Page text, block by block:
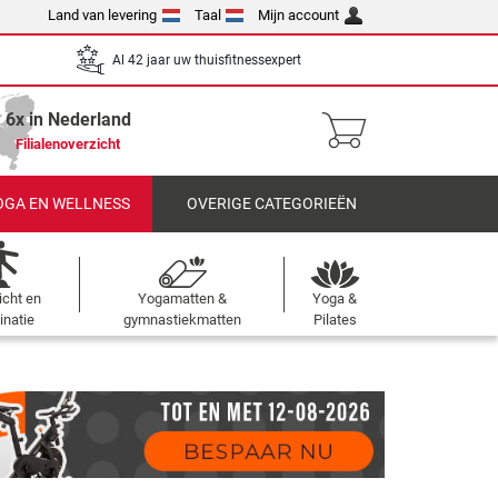
Land van levering Taal Mijn account
Al 42 jaar uw thuisfitnessexpert
6x in Nederland
Filialenoverzicht
EN WELLNESS OVERIGE CATEGORIEËN
en
Yogamatten &
gymnastiekmatten
Yoga &
Pilates